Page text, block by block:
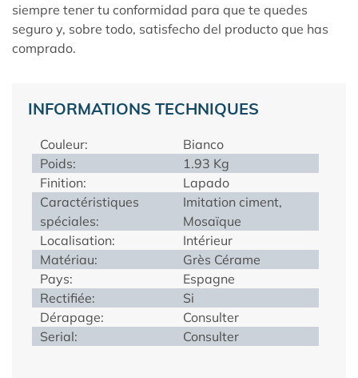
siempre tener tu conformidad para que te quedes
seguro y, sobre todo, satisfecho del producto que has
comprado.
INFORMATIONS TECHNIQUES
Couleur:
Bianco
Poids:
1.93 Kg
Finition:
Lapado
Caractéristiques
spéciales:
Imitation ciment,
Mosaïque
Localisation:
Intérieur
Matériau:
Grès Cérame
Pays:
Espagne
Rectifiée:
Si
Dérapage:
Consulter
Serial:
Consulter